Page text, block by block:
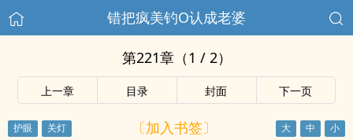
错把疯美钓O认成老婆
第221章（1 / 2）
上一章 目录 封面 下一页
〔加入书签〕